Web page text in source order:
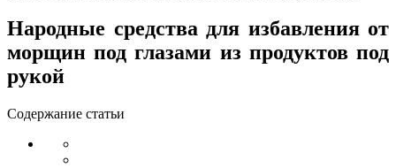
Народные средства для избавления от
морщин под глазами из продуктов под
рукой
Содержание статьи